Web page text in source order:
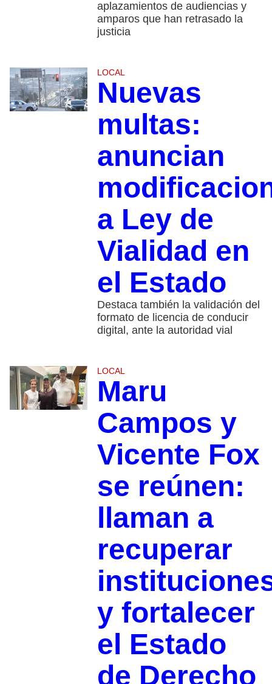
aplazamientos de audiencias y
amparos que han retrasado la
justicia
LOCAL
Nuevas
multas:
anuncian
a Ley de
Vialidad en
el Estado
Destaca también la validación del
formato de licencia de conducir
digital, ante la autoridad vial
LOCAL
Maru
Campos y
Vicente Fox
se reúnen:
llaman a
recuperar
y fortalecer
el Estado
de Derecho